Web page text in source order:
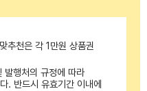
추천은 각 1만원 상품권
행처의 규정에 따라
. 반드시 유효기간 이내에